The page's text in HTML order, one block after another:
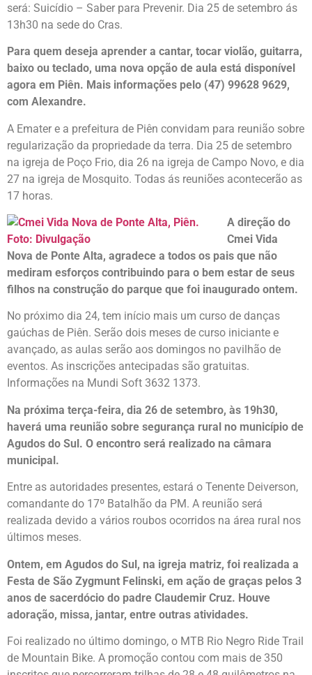
será: Suicídio – Saber para Prevenir. Dia 25 de setembro ás
13h30 na sede do Cras.
Para quem deseja aprender a cantar, tocar violão, guitarra,
baixo ou teclado, uma nova opção de aula está disponível
agora em Piên. Mais informações pelo (47) 99628 9629,
com Alexandre.
A Emater e a prefeitura de Piên convidam para reunião sobre
regularização da propriedade da terra. Dia 25 de setembro
na igreja de Poço Frio, dia 26 na igreja de Campo Novo, e dia
27 na igreja de Mosquito. Todas ás reuniões acontecerão as
17 horas.
A direção do
Cmei Vida
Nova de Ponte Alta, agradece a todos os pais que não
mediram esforços contribuindo para o bem estar de seus
filhos na construção do parque que foi inaugurado ontem.
No próximo dia 24, tem início mais um curso de danças
gaúchas de Piên. Serão dois meses de curso iniciante e
avançado, as aulas serão aos domingos no pavilhão de
eventos. As inscrições antecipadas são gratuitas.
Informações na Mundi Soft 3632 1373.
Na próxima terça-feira, dia 26 de setembro, às 19h30,
haverá uma reunião sobre segurança rural no município de
Agudos do Sul. O encontro será realizado na câmara
municipal.
Entre as autoridades presentes, estará o Tenente Deiverson,
comandante do 17º Batalhão da PM. A reunião será
realizada devido a vários roubos ocorridos na área rural nos
últimos meses.
Ontem, em Agudos do Sul, na igreja matriz, foi realizada a
Festa de São Zygmunt Felinski, em ação de graças pelos 3
anos de sacerdócio do padre Claudemir Cruz. Houve
adoração, missa, jantar, entre outras atividades.
Foi realizado no último domingo, o MTB Rio Negro Ride Trail
de Mountain Bike. A promoção contou com mais de 350